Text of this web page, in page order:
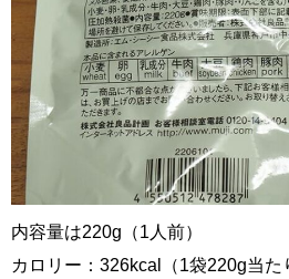
内容量は220g（1人前）
カロリー：326kcal（1袋220g当た